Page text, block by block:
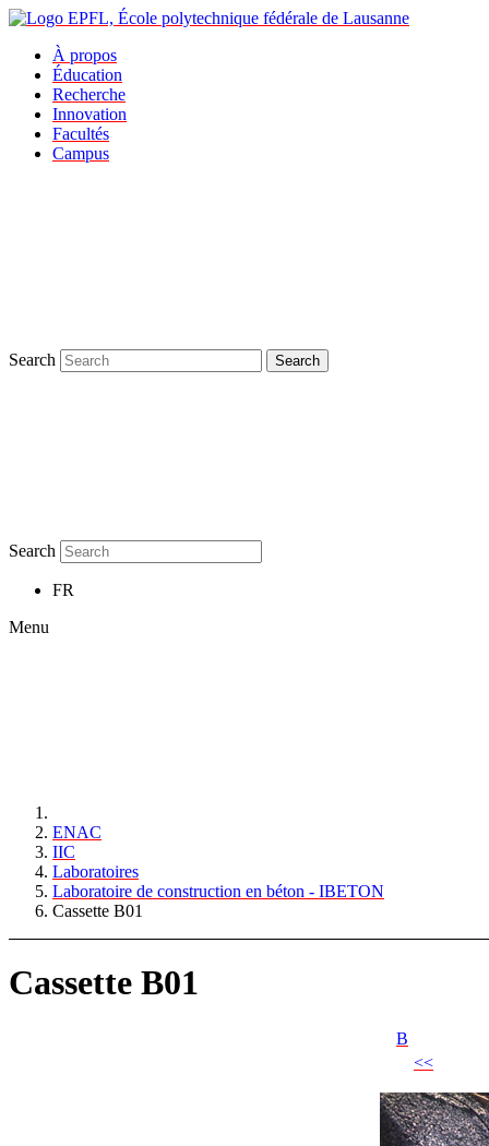
À propos
Éducation
Recherche
Innovation
Facultés
Campus
Search Search
Search
FR
Menu
ENAC
IIC
Laboratoires
Laboratoire de construction en béton - IBETON
Cassette B01
Cassette B01
B
<<